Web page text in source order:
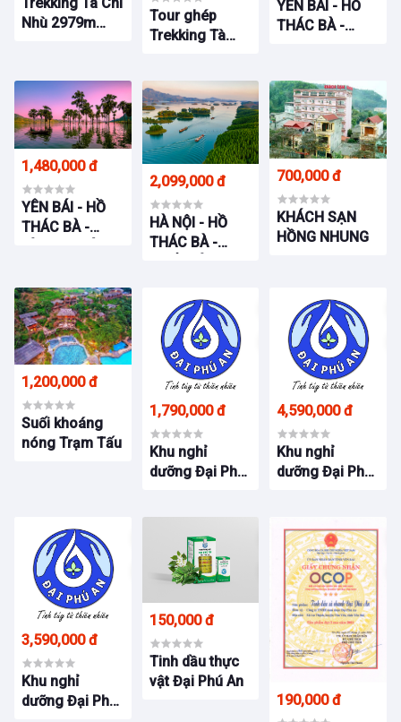
Nhù 2979m
cánh đồng hoa
tím
Tour ghép
Trekking Tà
YÊN BÁI - HỒ
THÁC BÀ -
1,480,000 đ
YÊN BÁI - HỒ
THÁC BÀ -
2,099,000 đ
HÀ NỘI - HỒ
THÁC BÀ -
TRẠM TẤU
700,000 đ
KHÁCH SẠN
HỒNG NHUNG
1,200,000 đ
Suối khoáng
nóng Trạm Tấu
1,790,000 đ
Khu nghỉ
dưỡng Đại Phú
4,590,000 đ
Khu nghỉ
dưỡng Đại Phú
3,590,000 đ
Khu nghỉ
dưỡng Đại Phú
150,000 đ
Tinh dầu thực
vật Đại Phú An
190,000 đ